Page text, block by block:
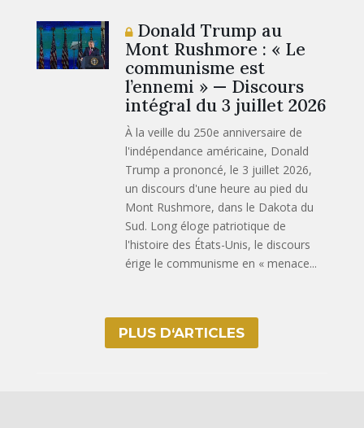
Donald Trump au
Mont Rushmore : « Le
communisme est
l’ennemi » — Discours
intégral du 3 juillet 2026
À la veille du 250e anniversaire de
l'indépendance américaine, Donald
Trump a prononcé, le 3 juillet 2026,
un discours d'une heure au pied du
Mont Rushmore, dans le Dakota du
Sud. Long éloge patriotique de
l'histoire des États-Unis, le discours
érige le communisme en « menace...
PLUS D‘ARTICLES